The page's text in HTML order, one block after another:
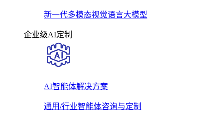
新一代多模态视觉语言大模型
企业级AI定制
AI智能体解决方案
通用/行业智能体咨询与定制